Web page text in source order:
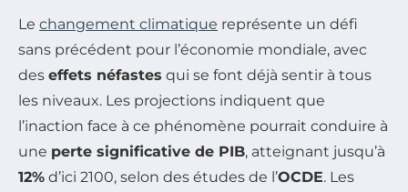
Le changement climatique représente un défi
sans précédent pour l’économie mondiale, avec
des effets néfastes qui se font déjà sentir à tous
les niveaux. Les projections indiquent que
l’inaction face à ce phénomène pourrait conduire à
une perte significative de PIB, atteignant jusqu’à
12% d’ici 2100, selon des études de l’OCDE. Les